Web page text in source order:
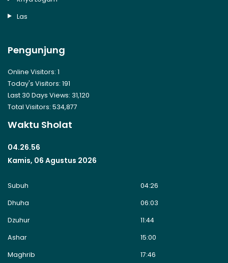
Las
Pengunjung
Online Visitors: 1
Today's Visitors: 191
Last 30 Days Views: 31,120
Total Visitors: 534,877
Waktu Sholat
04.26.57
Kamis, 06 Agustus 2026
Subuh
04:26
Dhuha
06:03
Dzuhur
11:44
Ashar
15:00
Maghrib
17:46